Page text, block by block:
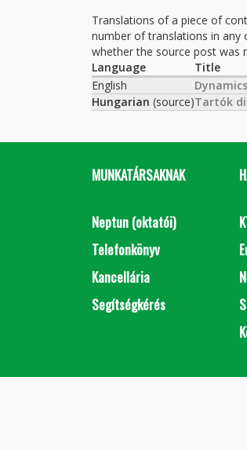
Translations of a piece of
number of translations in any
whether the source post was
Language
Title
English
Hungarian (source)Tartók
MUNKATÁRSAKNAK
Neptun (oktatói)
Telefonkönyv
Kancellária
Segítségkérés